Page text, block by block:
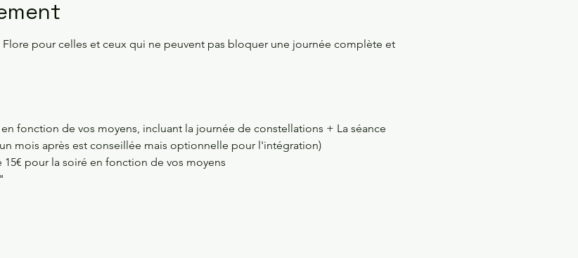
pour celles et ceux qui ne peuvent pas bloquer une journée complète et
en fonction de vos moyens, incluant la journée de constellations + La séance
mois après est conseillée mais optionnelle pour l'intégration)
15€ pour la soiré en fonction de vos moyens